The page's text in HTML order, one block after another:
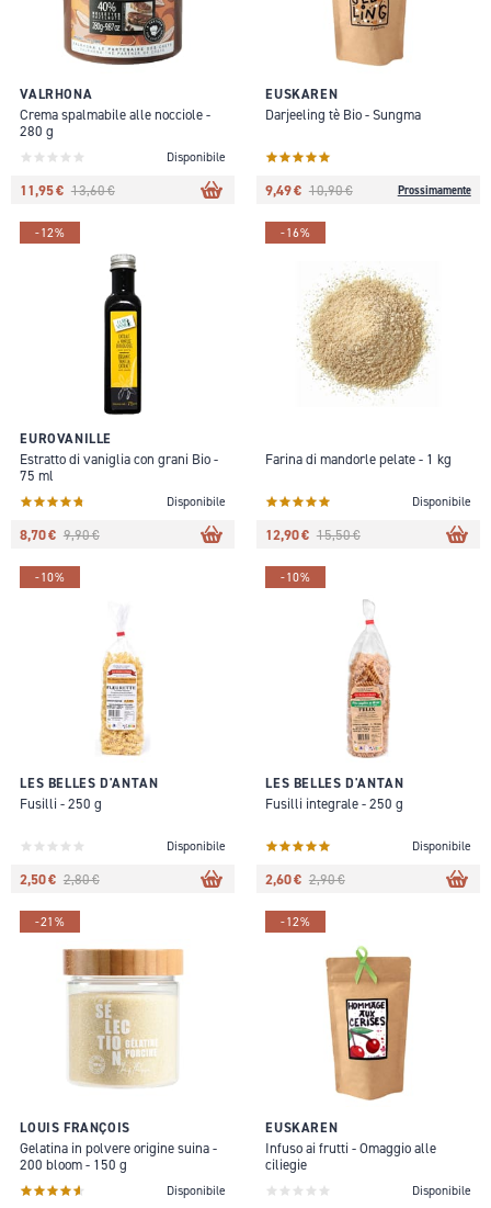
VALRHONA
Crema spalmabile alle nocciole -
280 g
Disponibile
11,95 € 13,60 €
EUSKAREN
Darjeeling tè Bio - Sungma
9,49 € 10,90 € Prossimamente
-12%
EUROVANILLE
Estratto di vaniglia con grani Bio -
75 ml
Disponibile
8,70 € 9,90 €
-16%
Farina di mandorle pelate - 1 kg
Disponibile
12,90 € 15,50 €
-10%
LES BELLES D'ANTAN
Fusilli - 250 g
Disponibile
2,50 € 2,80 €
-10%
LES BELLES D'ANTAN
Fusilli integrale - 250 g
Disponibile
2,60 € 2,90 €
-21%
LOUIS FRANÇOIS
Gelatina in polvere origine suina -
200 bloom - 150 g
Disponibile
-12%
EUSKAREN
Infuso ai frutti - Omaggio alle
ciliegie
Disponibile